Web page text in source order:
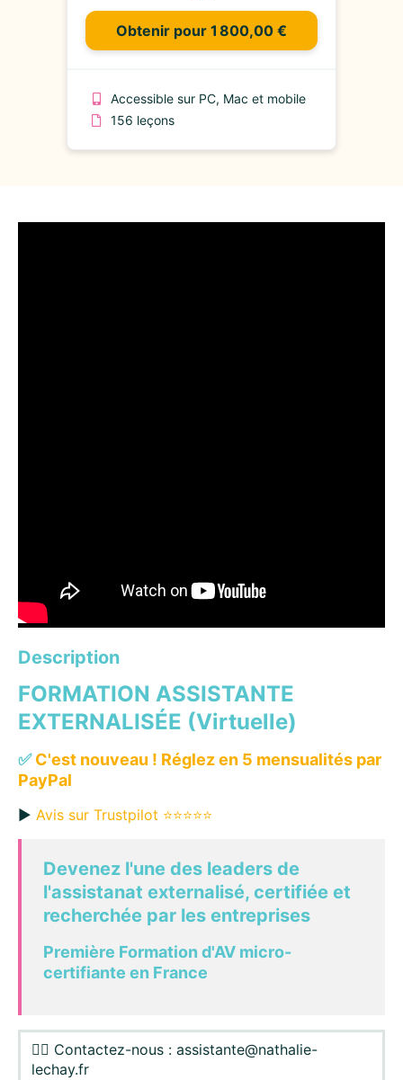
Obtenir pour 1 800,00 €
Accessible sur PC, Mac et mobile
156 leçons
Description
FORMATION ASSISTANTE
EXTERNALISÉE (Virtuelle)
✅C'est nouveau ! Réglez en 5 mensualités par
PayPal
▶︎ Avis sur Trustpilot ⭐️⭐️⭐️⭐️⭐️
Devenez l'une des leaders de
l'assistanat externalisé, certifiée et
recherchée par les entreprises
Première Formation d'AV micro-
certifiante en France
✍🏻 Contactez-nous : assistante@nathalie-
lechay.fr